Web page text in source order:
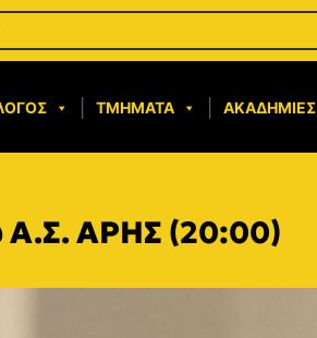
ΤΜΉΜΑΤΑ ΑΚΑΔΗΜΊΕΣ
Α.Σ. ΑΡΗΣ (20:00)